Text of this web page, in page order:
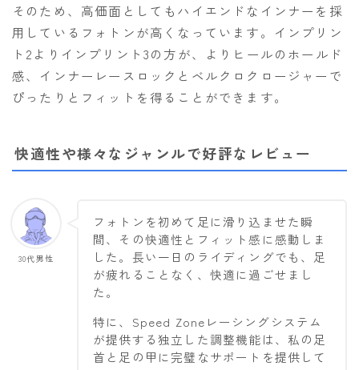
Follow Me
そのため、高価面としてもハイエンドなインナーを採
用しているフォトンが高くなっています。インプリン
ト2よりインプリント3の方が、よりヒールのホールド
感、インナーレースロックとベルクロクロージャーで
ぴったりとフィットを得ることができます。
快適性や様々なジャンルで好評なレビュー
30代男性
フォトンを初めて足に滑り込ませた瞬
間、その快適性とフィット感に感動しま
した。長い一日のライディングでも、足
が疲れることなく、快適に過ごせまし
た。
特に、Speed Zoneレーシングシステム
が提供する独立した調整機能は、私の足
首と足の甲に完璧なサポートを提供して